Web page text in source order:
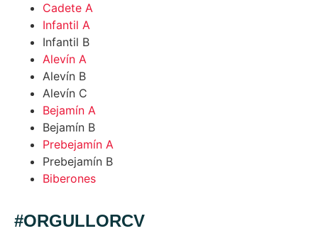
Cadete A
Infantil A
Infantil B
Alevín A
Alevín B
Alevín C
Bejamín A
Bejamín B
Prebejamín A
Prebejamín B
Biberones
#ORGULLORCV